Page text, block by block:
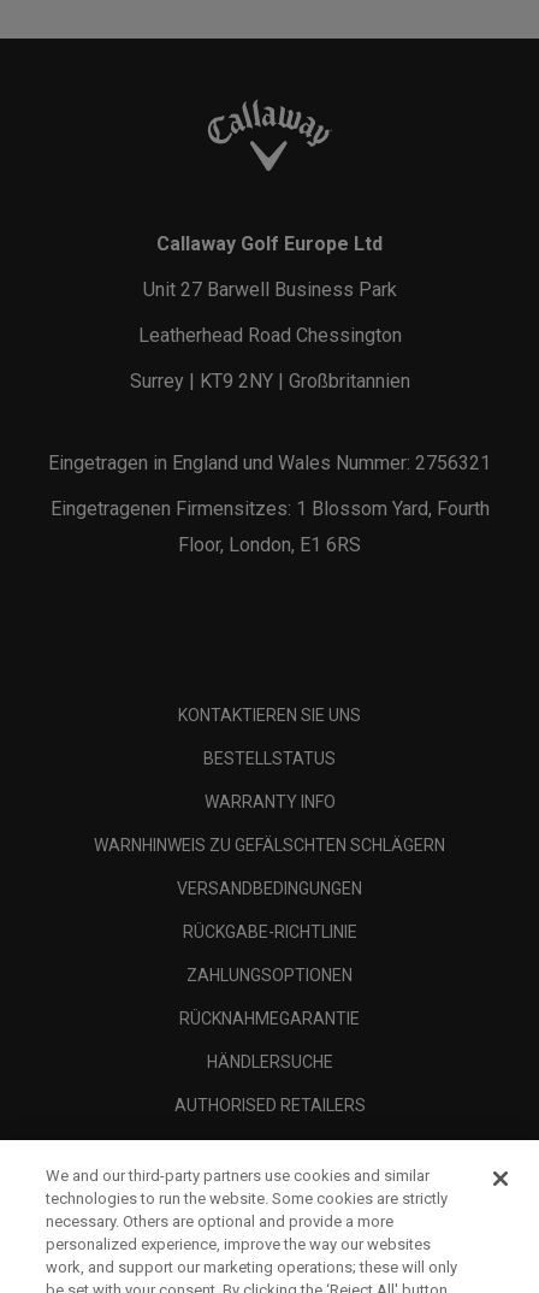
Callaway Golf Europe Ltd
Unit 27 Barwell Business Park
Leatherhead Road Chessington
Surrey | KT9 2NY | Großbritannien
Eingetragen in England und Wales Nummer: 2756321
Eingetragenen Firmensitzes: 1 Blossom Yard, Fourth
Floor, London, E1 6RS
KONTAKTIEREN SIE UNS
BESTELLSTATUS
WARRANTY INFO
WARNHINWEIS ZU GEFÄLSCHTEN SCHLÄGERN
VERSANDBEDINGUNGEN
RÜCKGABE-RICHTLINIE
ZAHLUNGSOPTIONEN
RÜCKNAHMEGARANTIE
HÄNDLERSUCHE
AUTHORISED RETAILERS
UNTERNEHMENSPROFIL
RECHTLICHES-
We and our third-party partners use cookies and similar
technologies to run the website. Some cookies are strictly
necessary. Others are optional and provide a more
personalized experience, improve the way our websites
work, and support our marketing operations; these will only